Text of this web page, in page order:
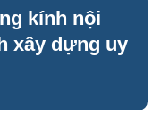
kính nội
xây dựng uy